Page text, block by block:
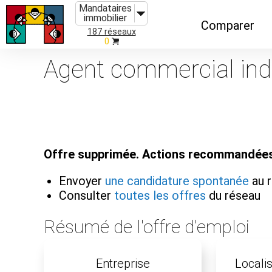
Mandataires
immobilier
187 réseaux
0
Comparer
Caractéristiques
Organismes de
Agent commercial
Offre supprimée. Actions
Envoyer une candidature spontanée au
Consulter toutes les offres du réseau
Résumé de l'offre d'emploi
Entreprise